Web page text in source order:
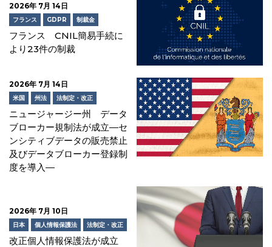
2026年 7月 14日
フランス GDPR 制裁金
フランス CNIL簡易手続に
より23件の制裁
2026年 7月 14日
米国 州法 法制定・改正
ニュージャージー州 データ
ブローカー規制法が成立―セ
ンシティブデータの販売禁止
及びデータブローカー登録制
度を導入―
2026年 7月 10日
日本 個人情報保護法 法制定・改正
改正個人情報保護法が成立